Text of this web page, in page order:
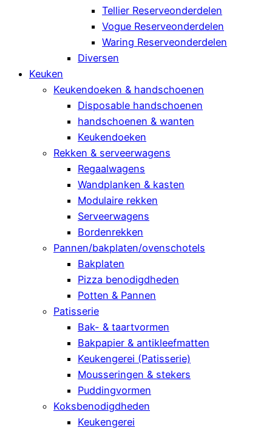
Tellier Reserveonderdelen
Vogue Reserveonderdelen
Waring Reserveonderdelen
Diversen
Keuken
Keukendoeken & handschoenen
Disposable handschoenen
handschoenen & wanten
Keukendoeken
Rekken & serveerwagens
Regaalwagens
Wandplanken & kasten
Modulaire rekken
Serveerwagens
Bordenrekken
Pannen/bakplaten/ovenschotels
Bakplaten
Pizza benodigdheden
Potten & Pannen
Patisserie
Bak- & taartvormen
Bakpapier & antikleefmatten
Keukengerei (Patisserie)
Mousseringen & stekers
Puddingvormen
Koksbenodigdheden
Keukengerei